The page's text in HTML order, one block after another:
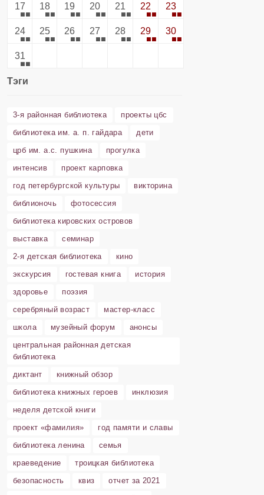
17 18 19 20 21 22 23
24 25 26 27 28 29 30
31
Тэги
3-я районная библиотека
проекты цбс
библиотека им. а. п. гайдара
дети
црб им. а.с. пушкина
прогулка
интенсив
проект карповка
год петербургской культуры
викторина
библионочь
фотосессия
библиотека кировских островов
выставка
семинар
2-я детская библиотека
кино
экскурсия
гостевая книга
история
здоровье
поэзия
серебряный возраст
мастер-класс
школа
музейный форум
анонсы
центральная районная детская
библиотека
диктант
книжный обзор
библиотека книжных героев
инклюзия
неделя детской книги
проект «фамилия»
год памяти и славы
библиотека ленина
семья
краеведение
троицкая библиотека
безопасность
квиз
отчет за 2021